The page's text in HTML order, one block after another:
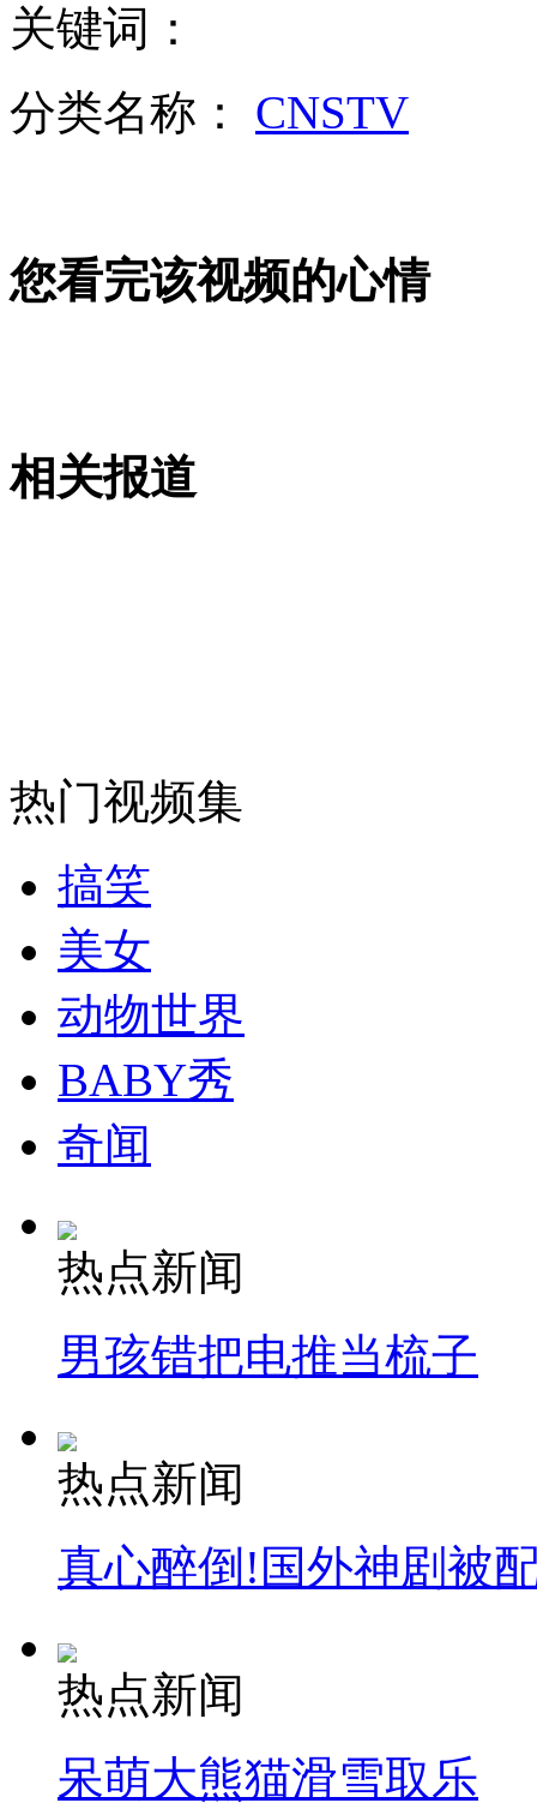
外交部：反对强权政治霸凌主义
外交部：有关国家言论片面不公正
安徽一实载49人客车翻车
消防员救轻生者
关键词：
分类名称： CNSTV
您看完该视频的心情
相关报道
热门视频集
搞笑
美女
动物世界
BABY秀
奇闻
热点新闻
男孩错把电推当梳子
热点新闻
真心醉倒!国外神剧被
热点新闻
呆萌大熊猫滑雪取乐